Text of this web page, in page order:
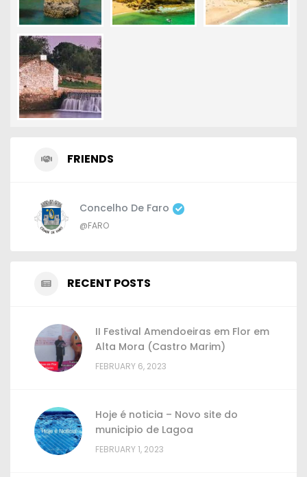
FRIENDS
Concelho De Faro
@FARO
RECENT POSTS
II Festival Amendoeiras em Flor em
Alta Mora (Castro Marim)
FEBRUARY 6, 2023
Hoje é noticia – Novo site do
municipio de Lagoa
FEBRUARY 1, 2023